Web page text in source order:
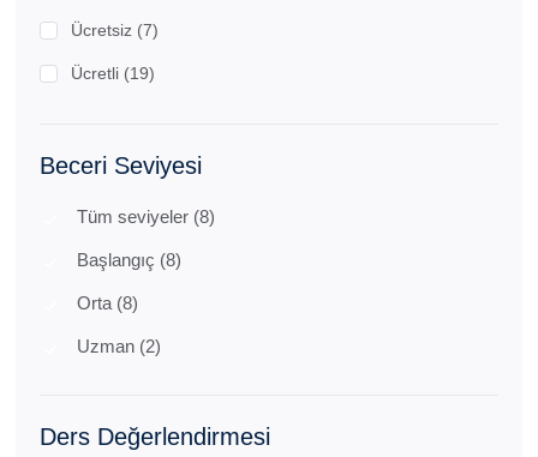
Ücretsiz (7)
Ücretli (19)
Beceri Seviyesi
Tüm seviyeler (8)
Başlangıç (8)
Orta (8)
Uzman (2)
Ders Değerlendirmesi